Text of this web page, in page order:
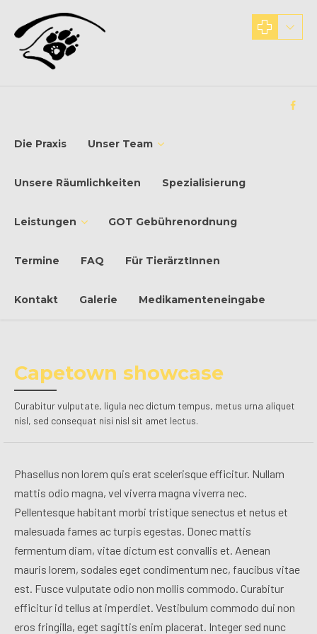
Die Praxis Unser Team
Unsere Räumlichkeiten Spezialisierung
Leistungen GOT Gebührenordnung
Termine FAQ Für TierärztInnen
Kontakt Galerie Medikamenteneingabe
Capetown showcase
Curabitur vulputate, ligula nec dictum tempus, metus urna aliquet
nisl, sed consequat nisi nisl sit amet lectus.
Phasellus non lorem quis erat scelerisque efficitur. Nullam
mattis odio magna, vel viverra magna viverra nec.
Pellentesque habitant morbi tristique senectus et netus et
malesuada fames ac turpis egestas. Donec mattis
fermentum diam, vitae dictum est convallis et. Aenean
mauris lorem, sodales eget condimentum nec, faucibus vitae
est. Fusce vulputate odio non mollis commodo. Curabitur
efficitur id tellus at imperdiet. Vestibulum commodo dui non
eros fringilla, eget sagittis enim placerat. Integer sed nunc